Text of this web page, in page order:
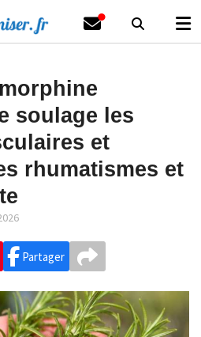
soulage les
et
rhumatismes et
Partager